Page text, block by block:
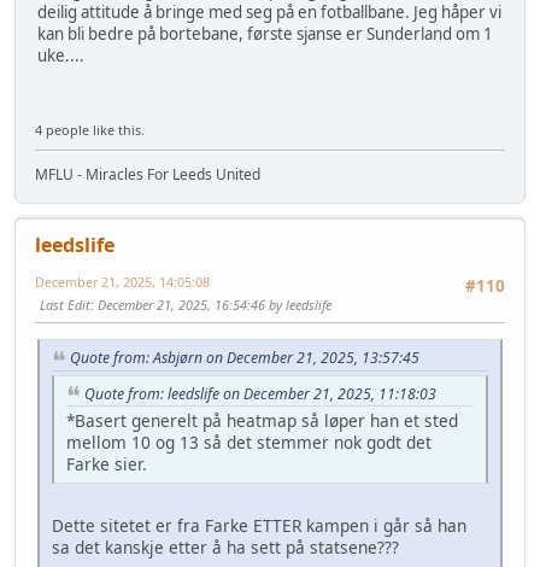
deilig attitude å bringe med seg på en fotballbane. Jeg håper vi
kan bli bedre på bortebane, første sjanse er Sunderland om 1
uke....
4 people like this.
MFLU - Miracles For Leeds United
leedslife
#110
December 21, 2025, 14:05:08
Last Edit: December 21, 2025, 16:54:46 by leedslife
Quote from: Asbjørn on December 21, 2025, 13:57:45
Quote from: leedslife on December 21, 2025, 11:18:03
*Basert generelt på heatmap så løper han et sted
mellom 10 og 13 så det stemmer nok godt det
Farke sier.
Dette sitetet er fra Farke ETTER kampen i går så han
sa det kanskje etter å ha sett på statsene???